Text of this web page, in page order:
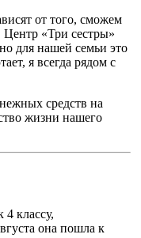
от того, сможем
«Три сестры»
для нашей семьи это
я всегда рядом с
средств на
жизни нашего
4 классу,
она пошла к